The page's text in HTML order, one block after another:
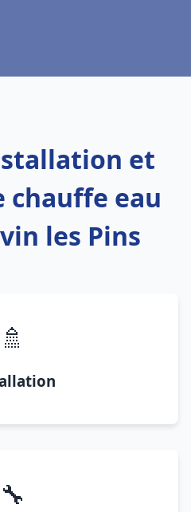
et
chauffe eau
les Pins
🚿
🔧